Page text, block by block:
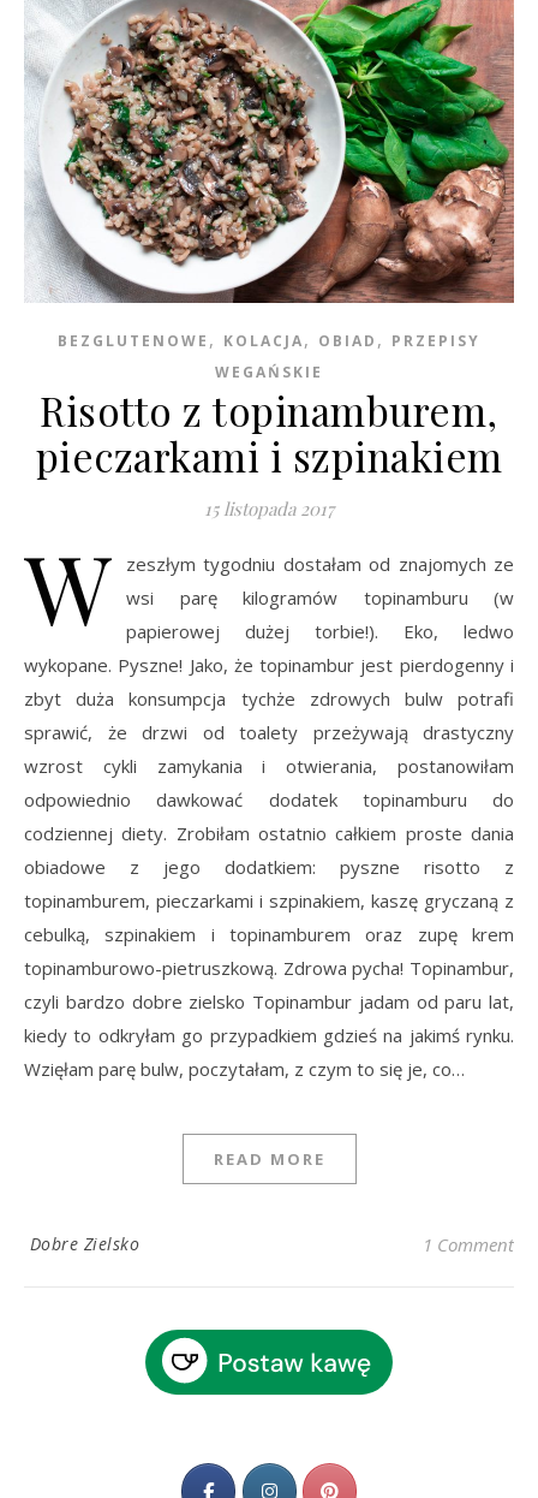
BEZGLUTENOWE , KOLACJA, OBIAD , PRZEPISY
WEGAŃSKIE
Risotto z topinamburem,
pieczarkami i szpinakiem
15 listopada 2017
W
zeszłym tygodniu dostałam od znajomych ze
wsi parę kilogramów topinamburu (w
papierowej dużej torbie!). Eko, ledwo
wykopane. Pyszne! Jako, że topinambur jest pierdogenny i
zbyt duża konsumpcja tychże zdrowych bulw potrafi
sprawić, że drzwi od toalety przeżywają drastyczny
wzrost cykli zamykania i otwierania, postanowiłam
odpowiednio dawkować dodatek topinamburu do
codziennej diety. Zrobiłam ostatnio całkiem proste dania
obiadowe z jego dodatkiem: pyszne risotto z
topinamburem, pieczarkami i szpinakiem, kaszę gryczaną z
cebulką, szpinakiem i topinamburem oraz zupę krem
topinamburowo-pietruszkową. Zdrowa pycha! Topinambur,
czyli bardzo dobre zielsko Topinambur jadam od paru lat,
kiedy to odkryłam go przypadkiem gdzieś na jakimś rynku.
Wzięłam parę bulw, poczytałam, z czym to się je, co…
READ MORE
Dobre Zielsko 1 Comment